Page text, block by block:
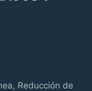
Reducción de